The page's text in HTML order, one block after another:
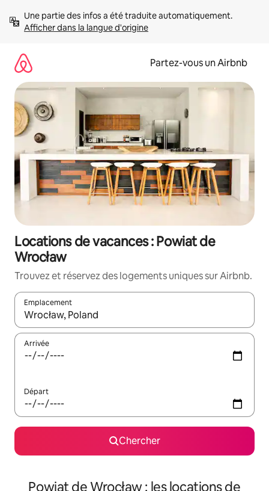
directement
Afficher dans la langue d'origine
Partez-vous un Airbnb
Locations de vacances : Powiat de
Wrocław
Trouvez et réservez des logements uniques sur Airbnb.
Emplacement
Quand les résultats sont affichés, parcourez-les en utilisant
Arrivée
Départ
Chercher
Powiat de Wrocław : les locations de